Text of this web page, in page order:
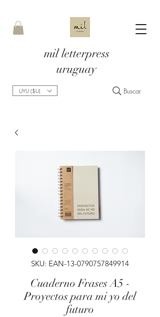
mil letterpress
uruguay
UYU ($U) Buscar
SKU: EAN-13-0790757849914
Cuaderno Frases A5 -
Proyectos para mi yo del
futuro